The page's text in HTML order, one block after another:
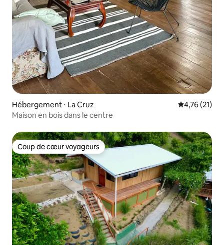
Hébergement ⋅ La Cruz Évaluation
4,76 (21)
Maison en bois dans le centre
Coup de cœur voyageurs
Coup de cœur voyageurs